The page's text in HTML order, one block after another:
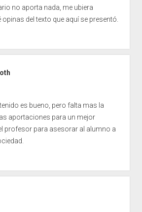
no aporta nada, me ubiera
del texto que aquí se presentó.
es bueno, pero falta mas la
aportaciones para un mejor
profesor para asesorar al alumno a